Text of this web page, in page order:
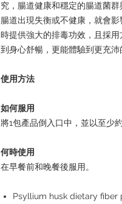
究，腸道健康和穩定的腸道菌
腸道出現失衡或不健康，就會
時提供強大的排毒功效，且採
到身心舒暢，更能體驗到更充沛
使用方法
如何服用
將1包產品倒入口中，並以至少
何時使用
在早餐前和晚餐後服用。
Psyllium husk dietary fiber